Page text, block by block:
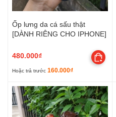
Ốp lưng da cá sấu thật
[DÀNH RIÊNG CHO IPHONE]
480.000₫
Hoặc trả trước 160.000₫